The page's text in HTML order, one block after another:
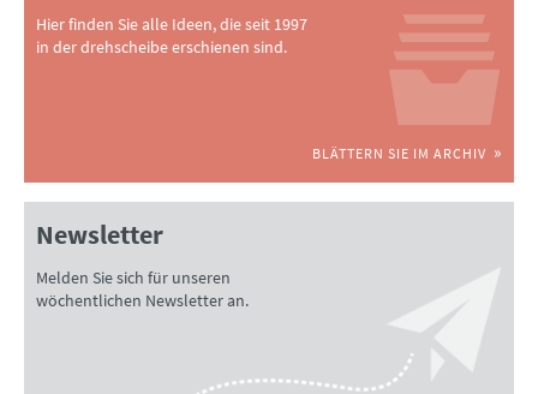
Hier finden Sie alle Ideen, die seit 1997
in der drehscheibe erschienen sind.
BLÄTTERN SIE IM ARCHIV
Newsletter
Melden Sie sich für unseren
wöchentlichen Newsletter an.